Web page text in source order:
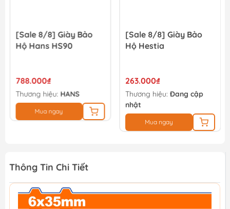
[Sale 8/8] Giày Bảo
Hộ Hans HS90
788.000₫
Thương hiệu: HANS
Mua ngay
[Sale 8/8] Giày Bảo
Hộ Hestia
263.000₫
Thương hiệu: Đang cập
nhật
Mua ngay
Thông Tin Chi Tiết